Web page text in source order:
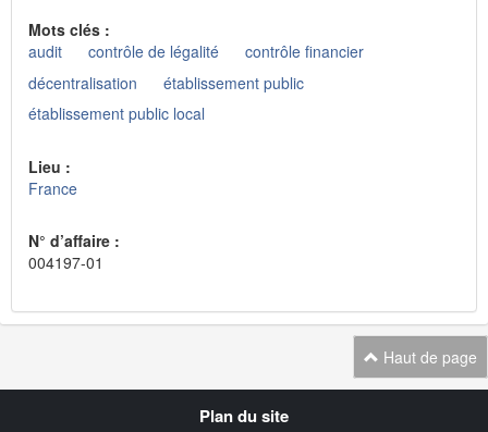
Mots clés :
audit
contrôle de légalité
contrôle financier
décentralisation
établissement public
établissement public local
Lieu :
France
N° d’affaire :
004197-01
Haut de page
Plan du site